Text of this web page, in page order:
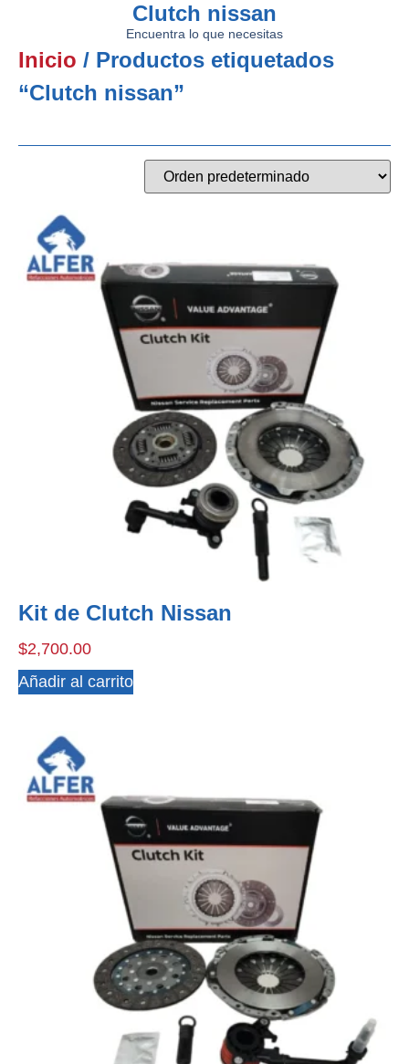
Clutch nissan
Encuentra lo que necesitas
Inicio / Productos etiquetados
“Clutch nissan”
Kit de Clutch Nissan
$2,700.00
Añadir al carrito